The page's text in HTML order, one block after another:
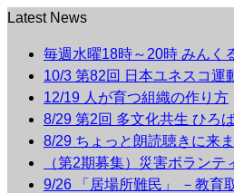
Latest News
毎週水曜18時～20時 みんく
10/3 第82回 日本ユネスコ運
12/19 人が育つ組織の作り方
8/29 第2回 多文化共生 ひろ
8/29 ちょっと朗読聴きに来
（第2期募集）災害ボラン
9/26 「居場所難民」 －教育